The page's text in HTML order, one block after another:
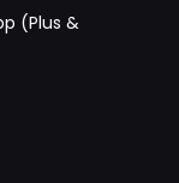
(Plus &